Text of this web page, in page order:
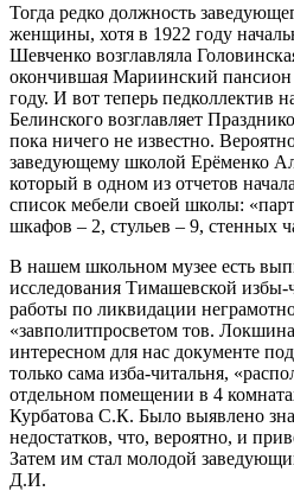
Тогда редко должность
женщины, хотя в 1922 году
Шевченко возглавляла
окончившая Мариинский пансион
году. И вот теперь педколлектив
Белинского возглавляет
пока ничего не известно.
заведующему школой Ерёменко
который в одном из отчетов
список мебели своей школы:
шкафов – 2, стульев – 9, стенных
В нашем школьном музее есть
исследования Тимашевской
работы по ликвидации
«завполитпросветом тов.
интересном для нас документе
только сама изба-читальня,
отдельном помещении в 4
Курбатова С.К. Было выявлено
недостатков, что, вероятно, и
Затем им стал молодой
Д.И.